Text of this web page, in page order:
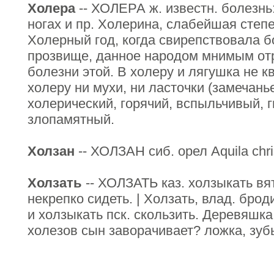
Холера-- ХОЛЕРА ж. известн.
ногах и пр. Холерина, слабейшая
Холерный год, когда свирепствовала
прозвище, данное народом мнимым
болезни этой. В холеру и лягушка не
холеру ни мухи, ни ласточки
холерический, горячий, вспыльчивый,
злопамятный.
Холзан -- ХОЛЗАН сиб. орел Aquila
Холзать -- ХОЛЗАТЬ каз. холзыкать
некрепко сидеть. | Холзать, влад.
и холзыкать пск. скользить.
холезов сын заворачивает? ложка,